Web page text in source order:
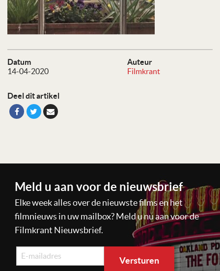
Datum
14-04-2020
Auteur
Filmkrant
Deel dit artikel
Meld u aan voor de nieuwsbrief
Elke week alles over de nieuwste films en het
filmnieuws in uw mailbox? Meld u nu aan voor de
Filmkrant Nieuwsbrief.